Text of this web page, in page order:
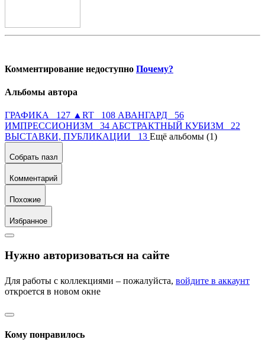
Комментирование недоступно Почему?
Альбомы автора
ГРАФИКА 127 ▲RT 108 АВАНГАРД 56
ИМПРЕССИОНИЗМ 34 АБСТРАКТНЫЙ КУБИЗМ 22
ВЫСТАВКИ, ПУБЛИКАЦИИ 13 Ещё альбомы (1)
Собрать пазл
Комментарий
Похожие
Избранное
Нужно авторизоваться на сайте
Для работы с коллекциями – пожалуйста, войдите в аккаунт
откроется в новом окне
Кому понравилось